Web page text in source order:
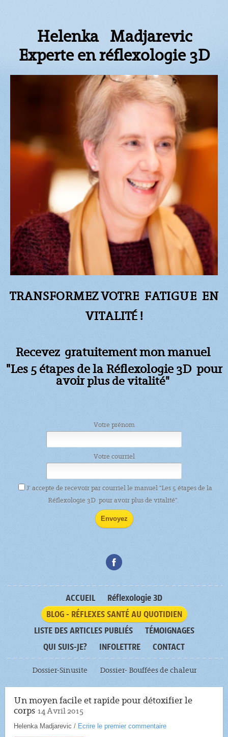
Helenka Madjarevic
Experte en réflexologie 3D
TRANSFORMEZ VOTRE FATIGUE EN
VITALITÉ !
Recevez gratuitement mon manuel
"Les 5 étapes de la Réflexologie 3D pour
avoirplus de vitalité"
Votre prénom
Votre courriel
J’ accepte de recevoir par courriel le manuel "Les 5 étapes de la
Réflexologie 3D pour avoir plus de vitalité".
ACCUEIL
Réflexologie 3D
BLOG - RÉFLEXES SANTÉ AU QUOTIDIEN
LISTE DES ARTICLES PUBLIÉS
TÉMOIGNAGES
QUI SUIS-JE?
INFOLETTRE CONTACT
Dossier-Sinusite Dossier- Bouffées de chaleur
Un moyen facile et rapide pour détoxifier le
corps 14 Avril 2015
Helenka Madjarevic / Ecrire le premier commentaire